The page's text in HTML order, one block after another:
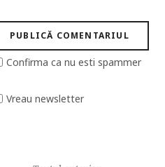
Confirma ca nu esti spammer
Vreau newsletter